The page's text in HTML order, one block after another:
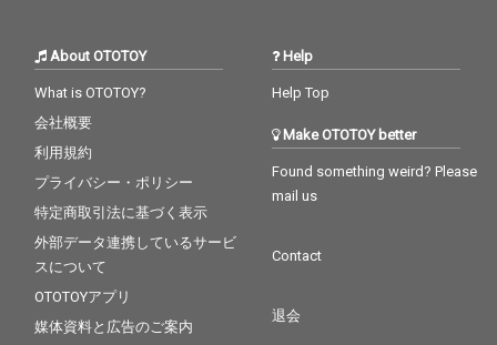
About OTOTOY
What is OTOTOY?
会社概要
利用規約
プライバシー・ポリシー
特定商取引法に基づく表示
外部データ連携しているサービ
スについて
OTOTOYアプリ
媒体資料と広告のご案内
Help
Help Top
Make OTOTOY better
Found something weird? Please
mail us
Contact
退会